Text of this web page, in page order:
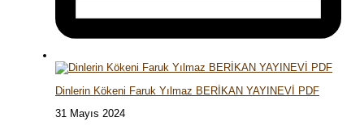
Dinlerin Kökeni Faruk Yılmaz BERİKAN YAYINEVİ PDF
31 Mayıs 2024